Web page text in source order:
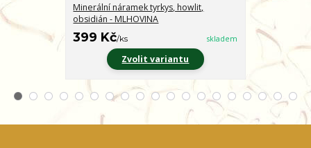
Minerální náramek tyrkys, howlit,
obsidián - MLHOVINA
399 Kč/ks skladem
Zvolit variantu
399 Kč